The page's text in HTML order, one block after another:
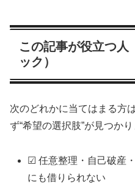
この記事が役立つ人
ック）
次のどれかに当てはまる方
ず“希望の選択肢”が見つかり
☑ 任意整理・自己破産
にも借りられない